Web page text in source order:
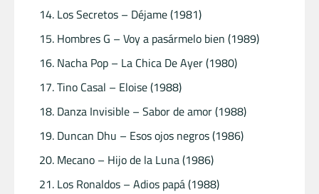
Los Secretos – Déjame (1981)
Hombres G – Voy a pasármelo bien (1989)
Nacha Pop – La Chica De Ayer (1980)
Tino Casal – Eloise (1988)
Danza Invisible – Sabor de amor (1988)
Duncan Dhu – Esos ojos negros (1986)
Mecano – Hijo de la Luna (1986)
Los Ronaldos – Adios papá (1988)